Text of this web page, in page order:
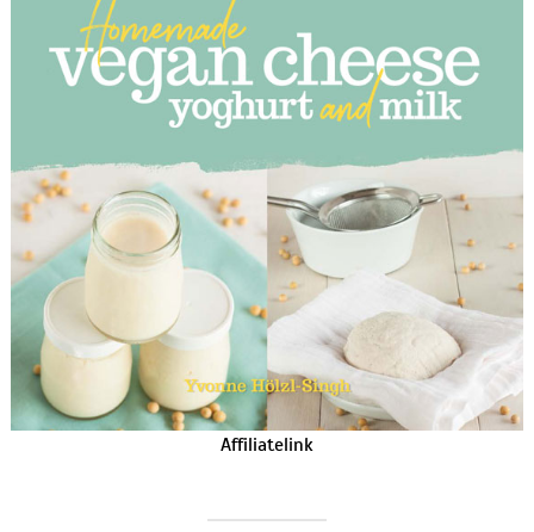
Affiliatelink